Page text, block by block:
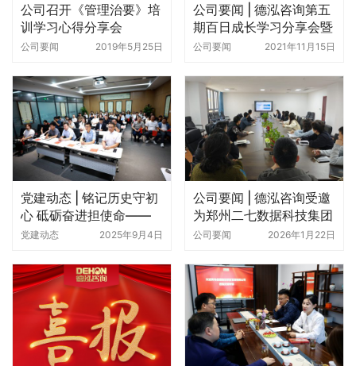
公司召开《管理治要》培
训学习心得分享会
公司要闻 2019年5月25日
公司要闻 | 德泓咨询第五
期百日成长学习分享会暨
第六期学习启动大会圆满
公司要闻 2021年11月15日
党建动态 | 铭记历史守初
心 砥砺奋进担使命——
德泓咨询组织观看九三大
党建动态 2025年9月4日
公司要闻 | 德泓咨询受邀
为郑州二七数据科技集团
作专项债与融资专题培训
公司要闻 2026年1月22日